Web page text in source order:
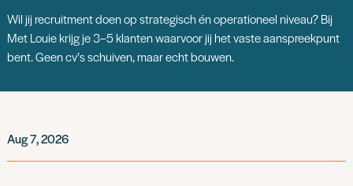
Wil jij recruitment doen op strategisch én operationeel niveau? Bij
Met Louie krijg je 3–5 klanten waarvoor jij het vaste aanspreekpunt
bent. Geen cv’s schuiven, maar echt bouwen.
Aug 7, 2026